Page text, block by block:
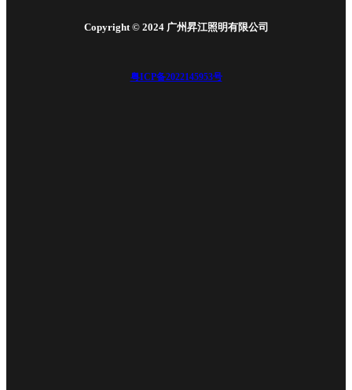
Copyright © 2024 广州昇江照明有限公司
粤ICP备2022145953号